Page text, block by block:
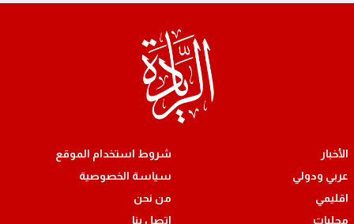
الأخبار
عربي ودولي
اقليمي
محليات
شروط استخدام الموقع
سياسة الخصوصية
من نحن
اتصل بنا